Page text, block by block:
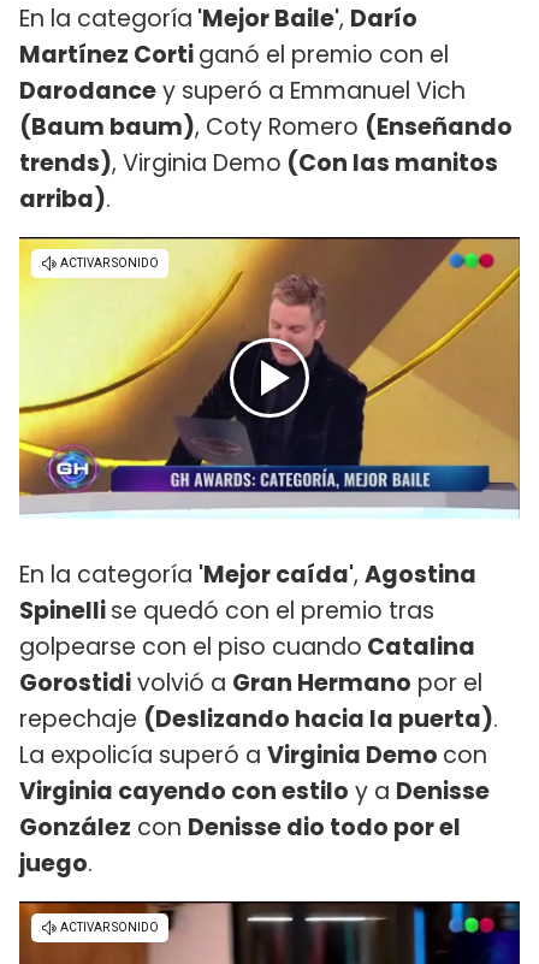
En la categoría 'Mejor Baile', Darío
Martínez Cortiganó el premio con el
Darodancey superó a Emmanuel Vich
(Baum baum), Coty Romero (Enseñando
trends), Virginia Demo (Con las manitos
arriba).
En la categoría 'Mejor caída', Agostina
Spinellise quedó con el premio tras
golpearse con el piso cuando Catalina
Gorostidivolvió a Gran Hermano por el
repechaje (Deslizando hacia la puerta).
La expolicía superó a Virginia Demo con
Virginia cayendo con estilo y a Denisse
González con Denisse dio todo por el
juego.